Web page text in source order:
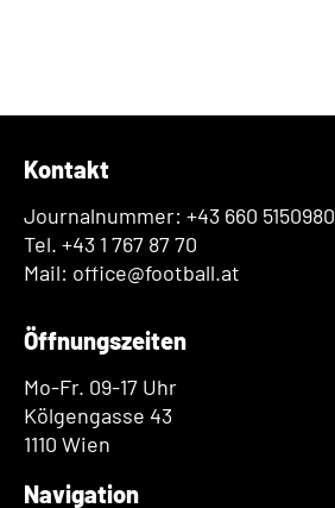
Kontakt
Journalnummer: +43 660 5150980
Tel. +43 1 767 87 70
Mail: office@football.at
Öffnungszeiten
Mo-Fr. 09-17 Uhr
Kölgengasse 43
1110 Wien
Navigation